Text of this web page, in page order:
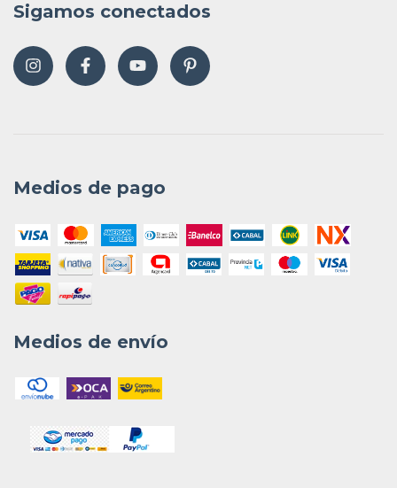
Sigamos conectados
Medios de pago
Medios de envío